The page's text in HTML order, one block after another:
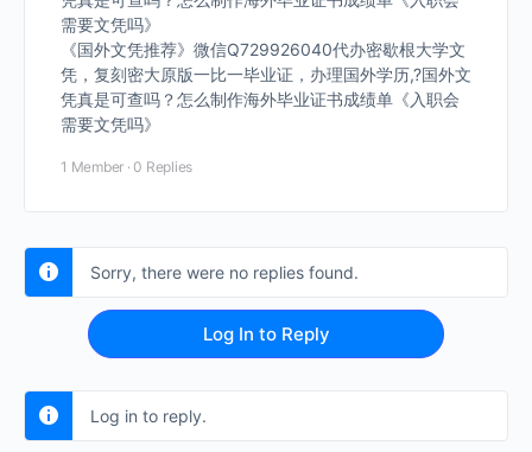
需要文凭吗》
《国外文凭推荐》微信Q729926040代办密歇根大学文
凭，复刻密大原版一比一毕业证，办理国外学历,?国外文
凭真是可查吗？怎么制作海外毕业证书成绩单《入职会
需要文凭吗》
1 Member · 0 Replies
Sorry, there were no replies found.
Log In to Reply
Log in to reply.